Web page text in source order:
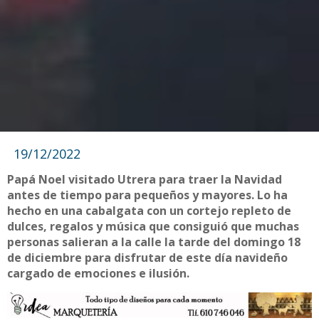
19/12/2022
Papá Noel visitado Utrera para traer la Navidad
antes de tiempo para pequeños y mayores. Lo ha
hecho en una cabalgata con un cortejo repleto de
dulces, regalos y música que consiguió que muchas
personas salieran a la calle la tarde del domingo 18
de diciembre para disfrutar de este día navideño
cargado de emociones e ilusión.